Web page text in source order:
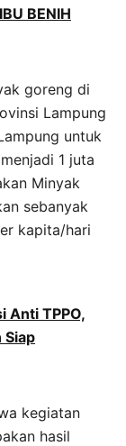
BENIH
goreng di
Lampung
untuk
1 juta
Minyak
sebanyak
kapita/hari
Anti TPPO,
Siap
kegiatan
hasil